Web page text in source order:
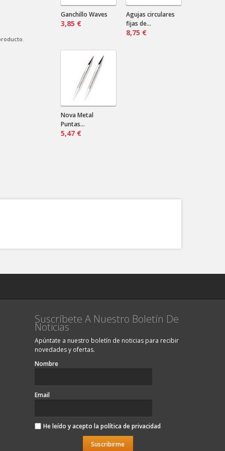
Envían a Uruguay? Que precio sería
por más de un par?
Ganchillo Waves
3,85 €
Agujas circulares
fijas de...
8,75 €
Nova Metal
Puntas...
5,47 €
Suscríbete A Nuestro Boletín De
Noticias
Apúntate a nuestro boletín de noticias para recibir
novedades y ofertas.
Nombre
Email
He leído y acepto la política de privacidad
Suscribirme